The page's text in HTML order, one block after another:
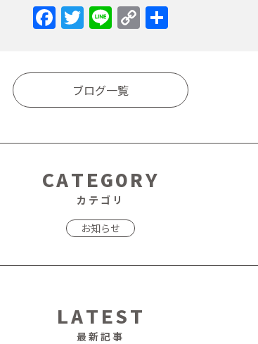
Facebook
Twitter
LineCopy
Link
ブログ一覧
CATEGORY
カテゴリ
お知らせ
LATEST
最新記事